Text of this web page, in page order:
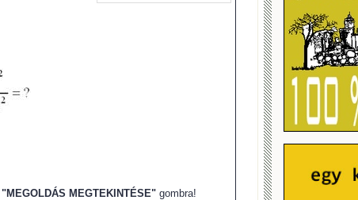
"MEGOLDÁS MEGTEKINTÉSE" gombra!